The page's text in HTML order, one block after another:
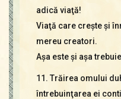
adică viaţă!
Viaţă care creşte şi
mereu creatori.
Aşa este şi aşa
11. Trăirea omului
întrebuinţarea ei